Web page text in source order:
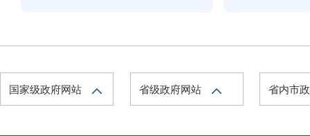
国家级政府网站 省级政府网站 省内市